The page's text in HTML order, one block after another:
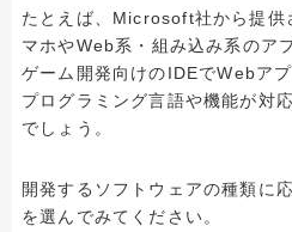
たとえば、Microsoft社から提
マホやWeb系・組み込み系のア
ゲーム開発向けのIDEでWebア
プログラミング言語や機能が対
でしょう。
開発するソフトウェアの種類に
を選んでみてください。